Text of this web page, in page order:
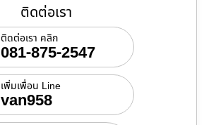
ติดต่อเรา
ติดต่อเรา คลิก
081-875-2547
เพิ่มเพื่อน Line
van958